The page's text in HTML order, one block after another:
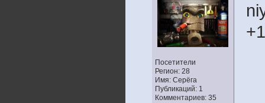
Посетители
Регион: 28
Имя: Серёга
Публикаций: 1
Комментариев: 35
+1